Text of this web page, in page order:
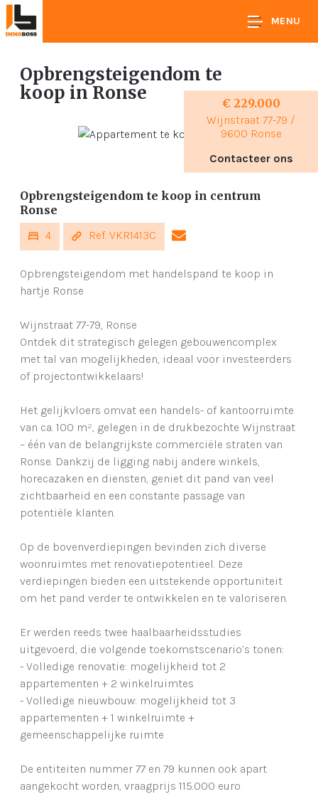
MENU
Opbrengsteigendom te
koop in Ronse € 229.000
Wijnstraat 77-79 /
9600 Ronse
Contacteer ons
Opbrengsteigendom te koop in centrum
Ronse
4 Ref. VKR1413C
Opbrengsteigendom met handelspand te koop in
hartje Ronse
Wijnstraat 77-79, Ronse
Ontdek dit strategisch gelegen gebouwencomplex
met tal van mogelijkheden, ideaal voor investeerders
of projectontwikkelaars!
Het gelijkvloers omvat een handels- of kantoorruimte
van ca. 100 m², gelegen in de drukbezochte Wijnstraat
– één van de belangrijkste commerciële straten van
Ronse. Dankzij de ligging nabij andere winkels,
horecazaken en diensten, geniet dit pand van veel
zichtbaarheid en een constante passage van
potentiële klanten.
Op de bovenverdiepingen bevinden zich diverse
woonruimtes met renovatiepotentieel. Deze
verdiepingen bieden een uitstekende opportuniteit
om het pand verder te ontwikkelen en te valoriseren.
Er werden reeds twee haalbaarheidsstudies
uitgevoerd, die volgende toekomstscenario’s tonen:
- Volledige renovatie: mogelijkheid tot 2
appartementen + 2 winkelruimtes
- Volledige nieuwbouw: mogelijkheid tot 3
appartementen + 1 winkelruimte +
gemeenschappelijke ruimte
De entiteiten nummer 77 en 79 kunnen ook apart
aangekocht worden, vraagprijs 115.000 euro